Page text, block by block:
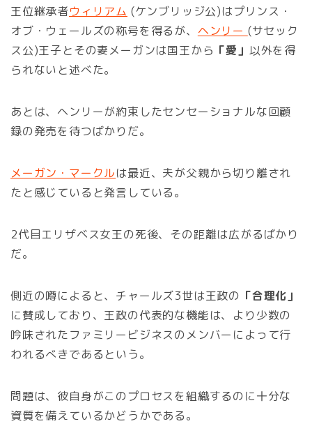
王位継承者ウィリアム (ケンブリッジ公)はプリンス・
オブ・ウェールズの称号を得るが、 ヘンリー (サセック
ス公)王子とその妻メーガンは国王から 「愛」 以外を得
られないと述べた。
あとは、ヘンリーが約束したセンセーショナルな回顧
録の発売を待つばかりだ。
メーガン・マークルは最近、夫が父親から切り離され
たと感じていると発言している。
2代目エリザベス女王の死後、その距離は広がるばかり
だ。
側近の噂によると、チャールズ3世は王政の 「合理化」
に賛成しており、王政の代表的な機能は、より少数の
吟味されたファミリービジネスのメンバーによって行
われるべきであるという。
問題は、彼自身がこのプロセスを組織するのに十分な
資質を備えているかどうかである。